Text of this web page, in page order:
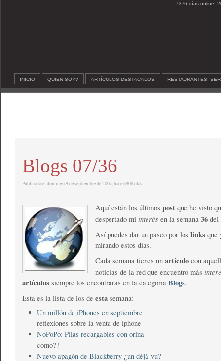
7376 días online:
INICIO QUIEN SOY? ARTÍCULOS DESTACADOS RESTAURANTES,
Blogs 07/36
Publicado el domingo 9 de septiembre de 2007, hace 6908 días.
Aquí están los últimos postque he visto
despertado mi interésen la semana 36del
Así puedes dar un paseo por los linksque
mirando estos días.
Cada semana tienes un artículocon
noticias de la red que encuentro más
artículossiempre los encontrarás en la categoría Blogs.
Esta es la lista de los de esta semana:
Un millón de iPhones en septiembre
reflexiones sobre la venta de iphone
NoPoPo: Pilas recargables con orina
como??
Nuevo apagón de Blackberry ¿un déjà-vu?